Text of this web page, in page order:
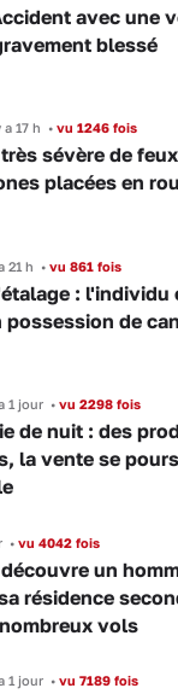
avec une
blessé
a 17 h •vu 1246 fois
sévère de
placées en
21 h •vu 861 fois
: l'individu
possession de
1 jour •vu 2298 fois
de nuit : des
la vente se
•vu 4042 fois
découvre un
résidence
vols
1 jour •vu 7189 fois